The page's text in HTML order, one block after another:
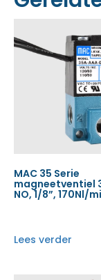
MAC 35 Serie
magneetventiel
NO, 1/8”, 170Nl/
Lees verder